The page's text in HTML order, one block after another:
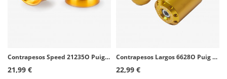
Contrapesos Speed 21235O Puig color Oro para Triumph Speed Triple 1200 RR (22-26)
21,99 €
Contrapesos Largos 6628O Puig color Oro para BMW F800GT (13-17)
22,99 €